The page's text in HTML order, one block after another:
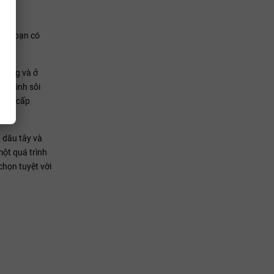
bạn có
và ở
sinh sôi
cấp
tây và
quá trình
tuyệt vời